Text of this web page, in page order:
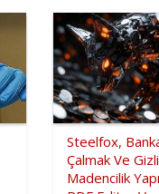
Steelfox,
Çalmak Ve
Madencilik